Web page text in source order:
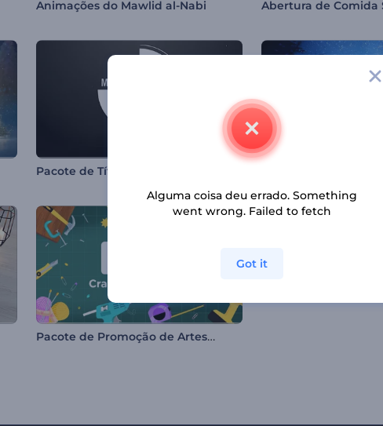
Animações do Mawlid al-Nabi Abertura de Comida
Pacote de Títulos Minimalistas
Pacote de Promoção de Artesanato Faça Você Mesmo
Alguma coisa deu errado. Something
went wrong. Failed to fetch
Got it